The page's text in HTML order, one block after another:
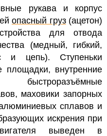
рукава и корпус
опасный груз(ацетон)
для отвода
(медный, гибкий,
и цепь). Ступеньки
площадки, внутренние
быстроразъёмные
маховики запорных
сплавов и
искрения при
выведен в